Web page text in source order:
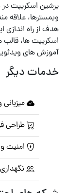
وبمسترها، علاقه
هدف از راه اندازی
اسکریپت ها، قالب
آموزش های
خدمات دیگر
طراحی
امنیت